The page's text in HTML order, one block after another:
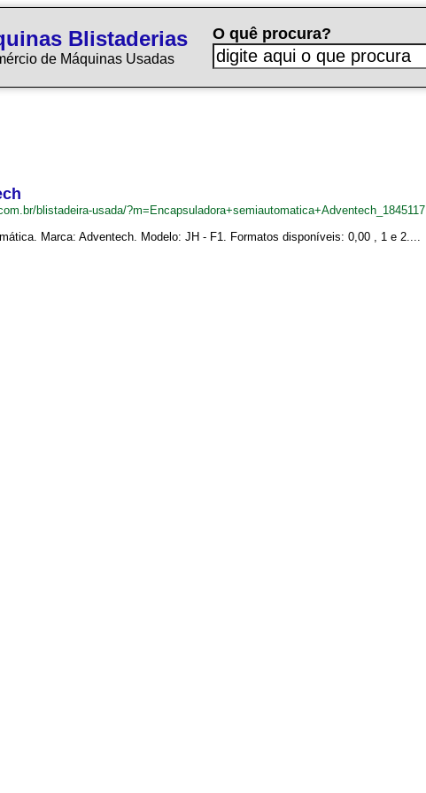
Blistaderias
de Máquinas Usadas
O quê procura?
blistadeira-usada/?m=Encapsuladora+semiautomatica+Adventech_1845117
Marca: Adventech. Modelo: JH - F1. Formatos disponíveis: 0,00 , 1 e 2....